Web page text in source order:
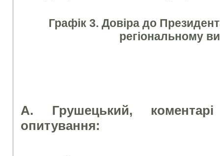
Графік 3. Довіра до
регіональному
А. Грушецький,
опитування: